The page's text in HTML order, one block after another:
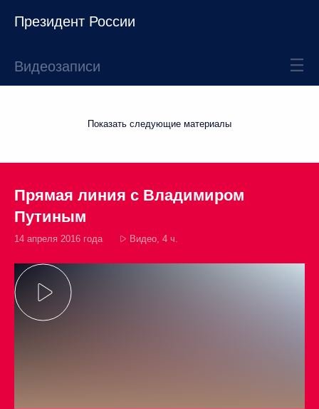
Президент России
Видеозаписи
Показать следующие материалы
Прямая линия с Владимиром
Путиным
14 апреля 2016 года Видео, 4 ч.